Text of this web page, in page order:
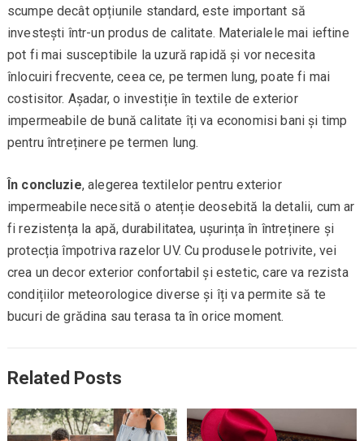
scumpe decât opțiunile standard, este important să
investești într-un produs de calitate. Materialele mai ieftine
pot fi mai susceptibile la uzură rapidă și vor necesita
înlocuiri frecvente, ceea ce, pe termen lung, poate fi mai
costisitor. Așadar, o investiție în textile de exterior
impermeabile de bună calitate îți va economisi bani și timp
pentru întreținere pe termen lung.
În concluzie, alegerea textilelor pentru exterior
impermeabile necesită o atenție deosebită la detalii, cum ar
fi rezistența la apă, durabilitatea, ușurința în întreținere și
protecția împotriva razelor UV. Cu produsele potrivite, vei
crea un decor exterior confortabil și estetic, care va rezista
condițiilor meteorologice diverse și îți va permite să te
bucuri de grădina sau terasa ta în orice moment.
Related Posts